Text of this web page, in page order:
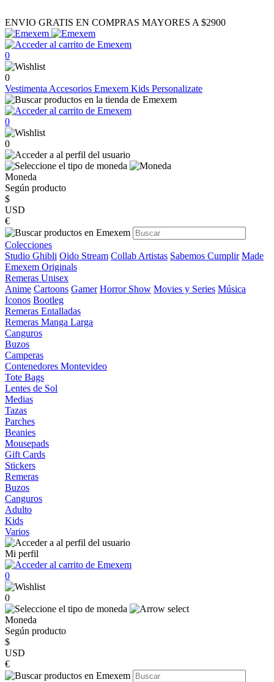
ENVIO GRATIS EN COMPRAS MAYORES A $2900
0
0
Vestimenta Accesorios Emexem Kids Personalizate
0
0
Moneda
Según producto
$
USD
€
Colecciones
Studio Ghibli Oido Stream Collab Artistas Sabemos Cumplir Made
Emexem Originals
Remeras Unisex
Anime Cartoons Gamer Horror Show Movies y Series Música
Iconos Bootleg
Remeras Entalladas
Remeras Manga Larga
Canguros
Buzos
Camperas
Contenedores Montevideo
Tote Bags
Lentes de Sol
Medias
Tazas
Parches
Beanies
Mousepads
Gift Cards
Stickers
Remeras
Buzos
Canguros
Adulto
Kids
Varios
Mi perfil
0
0
Moneda
Según producto
$
USD
€